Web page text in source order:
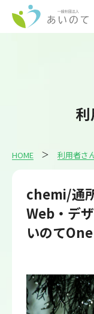
HOME
chemi/通
Web・デ
いのて